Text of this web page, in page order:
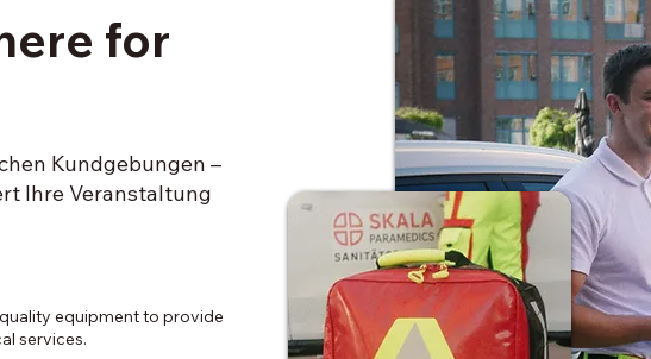
for
Kundgebungen –
Ihre Veranstaltung
equipment to provide
services.